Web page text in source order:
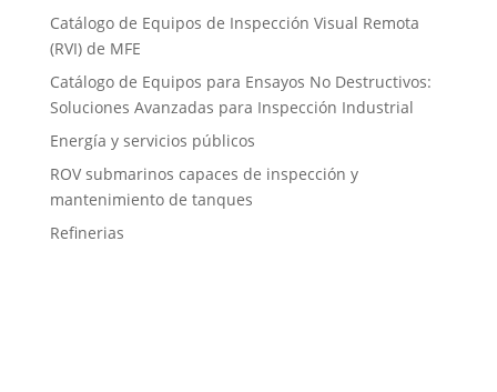
Catálogo de Equipos de Inspección Visual Remota
(RVI) de MFE
Catálogo de Equipos para Ensayos No Destructivos:
Soluciones Avanzadas para Inspección Industrial
Energía y servicios públicos
ROV submarinos capaces de inspección y
mantenimiento de tanques
Refinerias